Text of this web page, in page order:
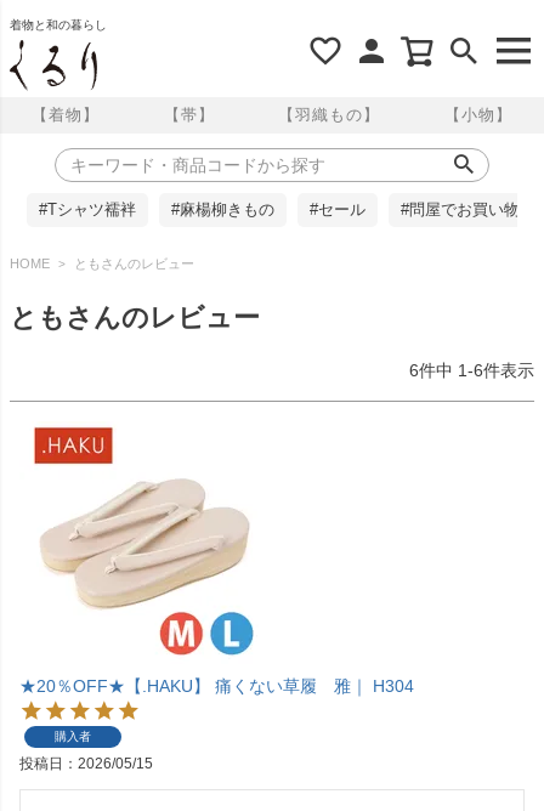
着物と和の暮らし
【着物】 【帯】 【羽織もの】 【小物】
#Tシャツ襦袢 #麻楊柳きもの #セール #問屋でお買い物
HOME ともさんのレビュー
ともさんのレビュー
6件中 1-6件表示
★20％OFF★【.HAKU】 痛くない草履 雅｜ H304
購入者
投稿日 2026/05/15